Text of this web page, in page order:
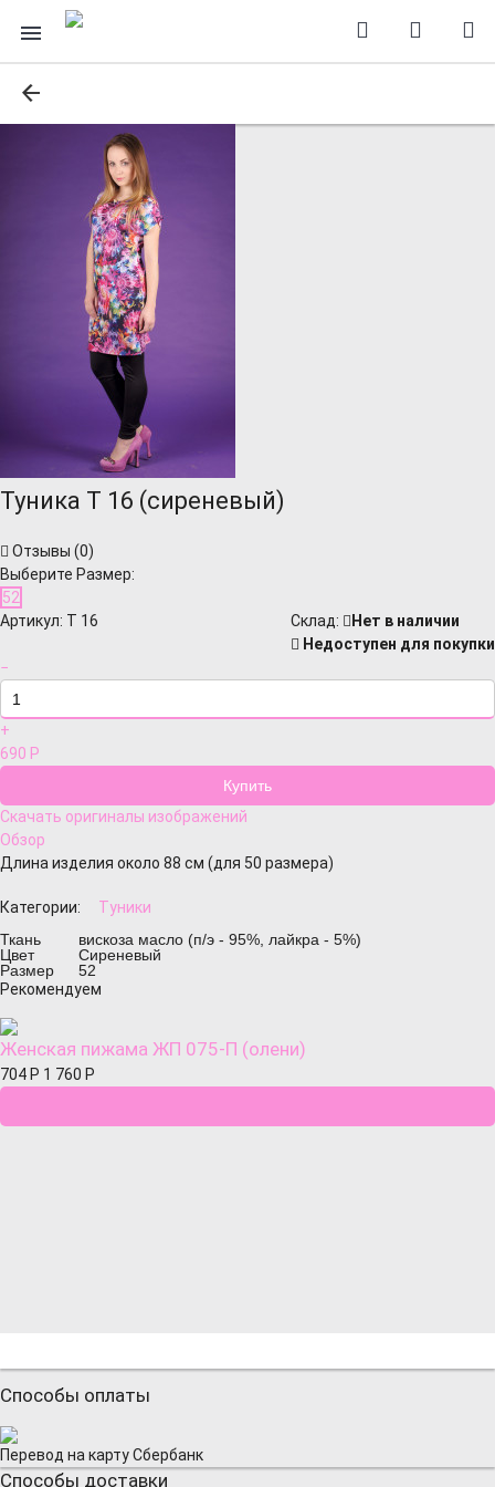
Туника Т 16 (сиреневый)
Отзывы (0)
Выберите Размер:
52
Артикул: Т 16 Cклад:
Нет в наличии
Недоступен для покупки
−
+
690 Р
Скачать оригиналы изображений
Обзор
Длина изделия около 88 см (для 50 размера)
Категории:
Туники
Ткань
вискоза масло (п/э - 95%, лайкра - 5%)
Цвет
Сиреневый
Размер
52
Рекомендуем
Женская пижама ЖП 075-П (олени)
704 Р 1 760 Р
Способы оплаты
Перевод на карту Сбербанк
Способы доставки